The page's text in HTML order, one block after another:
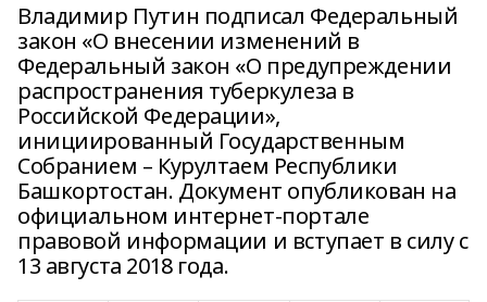
Владимир Путин подписал Федеральный
закон «О внесении изменений в
Федеральный закон «О предупреждении
распространения туберкулеза в
Российской Федерации»,
инициированный Государственным
Собранием – Курултаем Республики
Башкортостан. Документ опубликован на
официальном интернет-портале
правовой информации и вступает в силу с
13 августа 2018 года.